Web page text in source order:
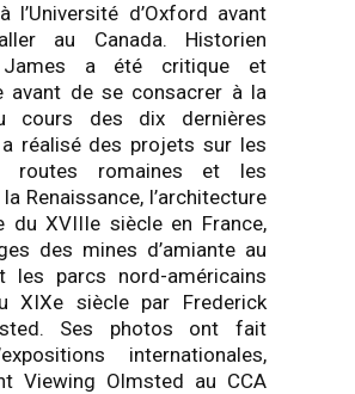
l’Université d’Oxford avant
au Canada. Historien
James a été critique et
avant de se consacrer à la
cours des dix dernières
a réalisé des projets sur les
routes romaines et les
Renaissance, l’architecture
du XVIIIe siècle en France,
des mines d’amiante au
les parcs nord-américains
XIXe siècle par Frederick
Ses photos ont fait
internationales,
Viewing Olmsted au CCA